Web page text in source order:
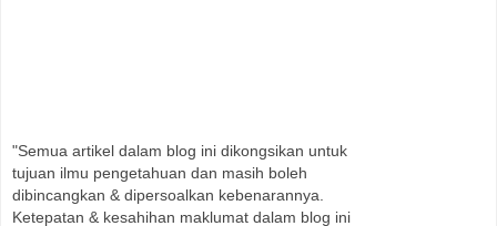
"Semua artikel dalam blog ini dikongsikan untuk
tujuan ilmu pengetahuan dan masih boleh
dibincangkan & dipersoalkan kebenarannya.
Ketepatan & kesahihan maklumat dalam blog ini